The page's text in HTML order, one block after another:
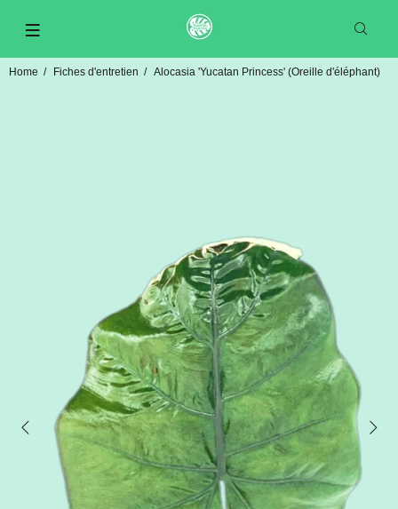
Home Fiches d'entretien Alocasia 'Yucatan Princess' (Oreille d'éléphant)